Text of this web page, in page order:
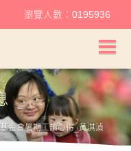
會首頁
瀏覽人數：0195936
金會暑期工讀心得_黃淇湞